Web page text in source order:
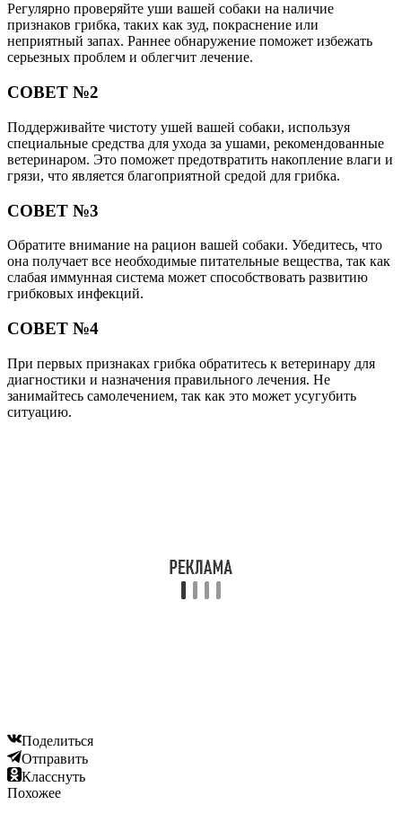
Регулярно проверяйте уши вашей собаки на наличие
признаков грибка, таких как зуд, покраснение или
неприятный запах. Раннее обнаружение поможет избежать
серьезных проблем и облегчит лечение.
СОВЕТ №2
Поддерживайте чистоту ушей вашей собаки, используя
специальные средства для ухода за ушами, рекомендованные
ветеринаром. Это поможет предотвратить накопление влаги и
грязи, что является благоприятной средой для грибка.
СОВЕТ №3
Обратите внимание на рацион вашей собаки. Убедитесь, что
она получает все необходимые питательные вещества, так как
слабая иммунная система может способствовать развитию
грибковых инфекций.
СОВЕТ №4
При первых признаках грибка обратитесь к ветеринару для
диагностики и назначения правильного лечения. Не
занимайтесь самолечением, так как это может усугубить
ситуацию.
Поделиться
Отправить
Класснуть
Похожее